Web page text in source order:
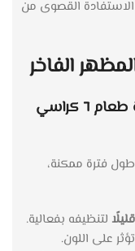
القصوى من
الفاخر
نصائح تنظيف فعالة لزيادة – طاولة طعام ٦ كراسي
فترة ممكنة،
لتنظيفه بفعالية.
على اللون.